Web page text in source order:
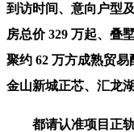
到访时间、意向户型
房总价 329 万起、叠
聚约 62 万方成熟贸
金山新城正芯、汇龙
都请认准项目正轨